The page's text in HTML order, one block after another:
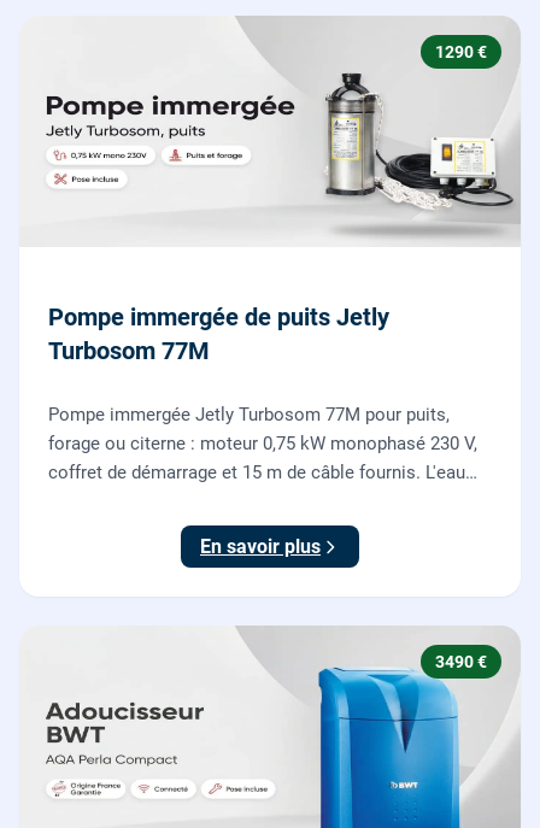
1290 €
Pompe immergée de puits Jetly
Turbosom 77M
Pompe immergée Jetly Turbosom 77M pour puits,
forage ou citerne : moteur 0,75 kW monophasé 230 V,
coffret de démarrage et 15 m de câble fournis. L'eau
et posée par nos plombiers.
En savoir plus
3490 €